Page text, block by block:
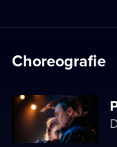
Choreografie